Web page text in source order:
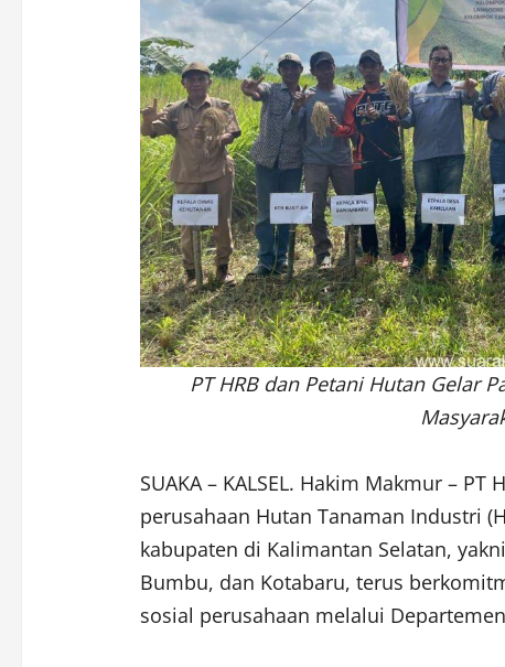
PT HRB dan Petani Hutan Gelar
SUAKA – KALSEL. Hakim Makmur –
perusahaan Hutan Tanaman Industri
kabupaten di Kalimantan Selatan,
Bumbu, dan Kotabaru, terus
sosial perusahaan melalui Departemen